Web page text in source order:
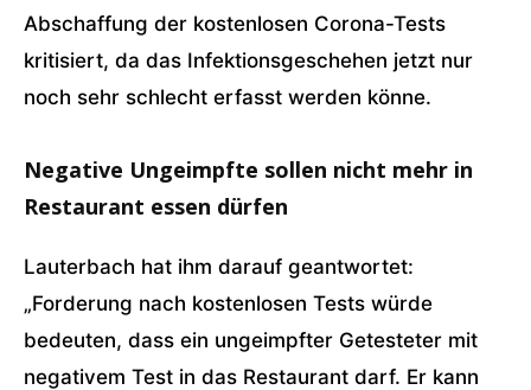
Abschaffung der kostenlosen Corona-Tests
kritisiert, da das Infektions­geschehen jetzt nur
noch sehr schlecht erfasst werden könne.
Negative Ungeimpfte sollen nicht mehr in
Restaurant essen dürfen
Lauterbach hat ihm darauf geantwortet:
„Forderung nach kostenlosen Tests würde
bedeuten, dass ein ungeimpfter Getesteter mit
negativem Test in das Restaurant darf. Er kann